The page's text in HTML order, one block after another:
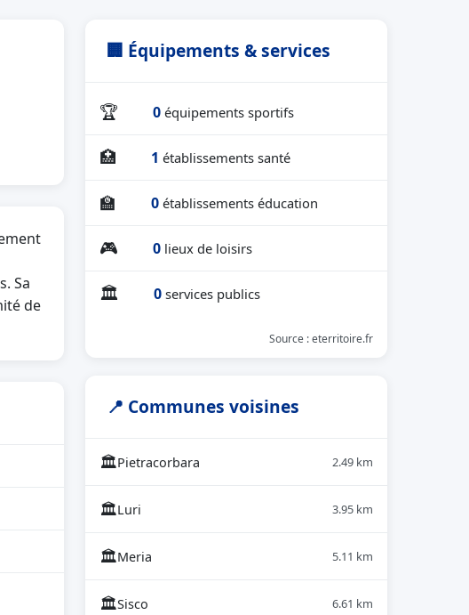
Sa
de
🏢 Équipements & services
🏆 0 équipements sportifs
🏥 1 établissements santé
🏫 0 établissements éducation
🎮 0 lieux de loisirs
🏛 0 services publics
Source : eterritoire.fr
📍 Communes voisines
🏛Pietracorbara 2.49 km
🏛Luri 3.95 km
🏛Meria 5.11 km
🏛Sisco 6.61 km